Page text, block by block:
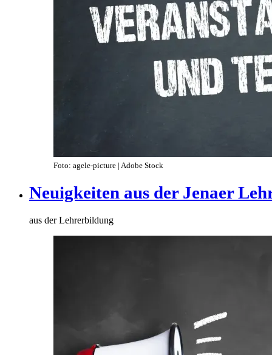
Foto: agele-picture | Adobe Stock
Neuigkeiten aus der Jenaer
aus der Lehrerbildung